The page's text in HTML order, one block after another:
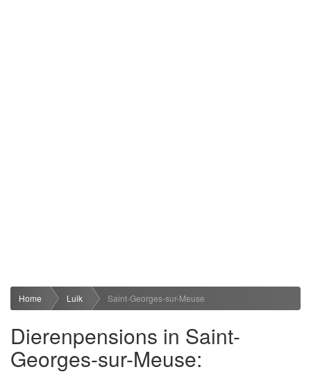
Home Luik Saint-Georges-sur-Meuse
Dierenpensions in Saint-
Georges-sur-Meuse: